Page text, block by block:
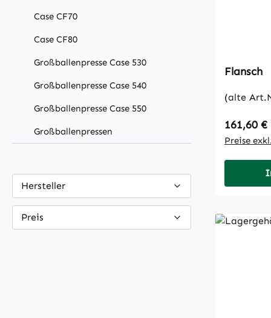
Case CF70
Case CF80
Großballenpresse Case 530
Großballenpresse Case 540
Großballenpresse Case 550
Großballenpressen
Hersteller
Preis
Flansch
(alte
161,60 €
Preise